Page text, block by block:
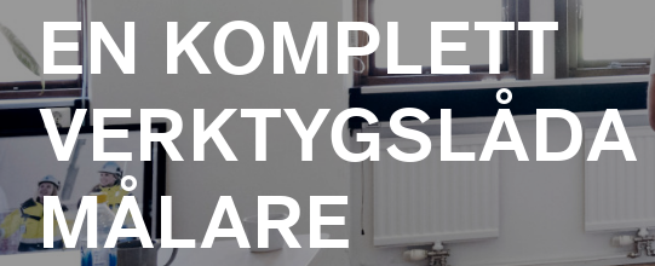
EN KOMPLETT
MÅLARE